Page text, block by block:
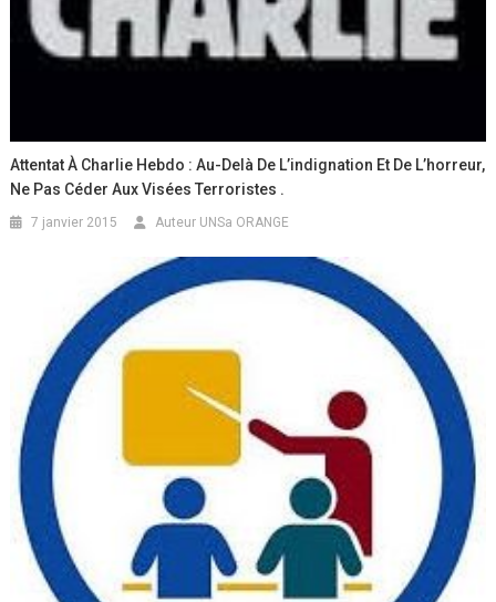
Attentat À Charlie Hebdo : Au-Delà De L’indignation Et De L’horreur,
Ne Pas Céder Aux Visées Terroristes .
7 janvier 2015 Auteur UNSa ORANGE